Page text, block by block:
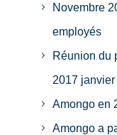
Novembre
employés
Réunion du
2017 janvier
Amongo en
Amongo a